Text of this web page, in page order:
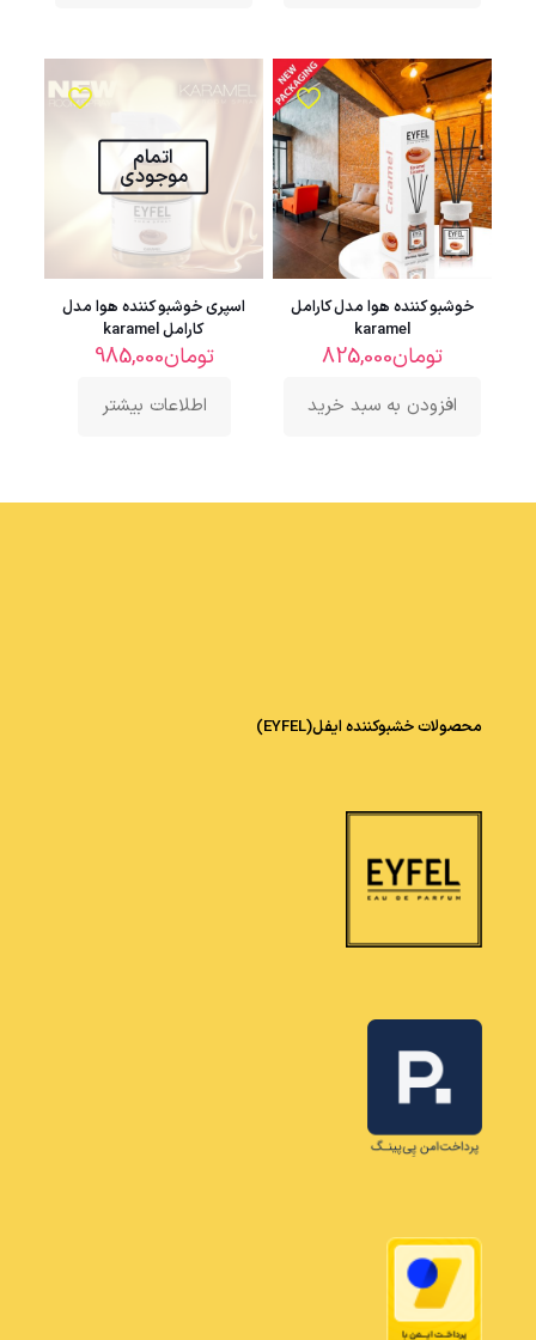
خوشبو کننده هوا مدل کارامل
karamel
تومان825,000
افزودن به سبد خرید
اتمام
موجودی
اسپری خوشبو کننده هوا مدل
کارامل karamel
تومان985,000
اطلاعات بیشتر
محصولات خشبوکننده ایفل(EYFEL)